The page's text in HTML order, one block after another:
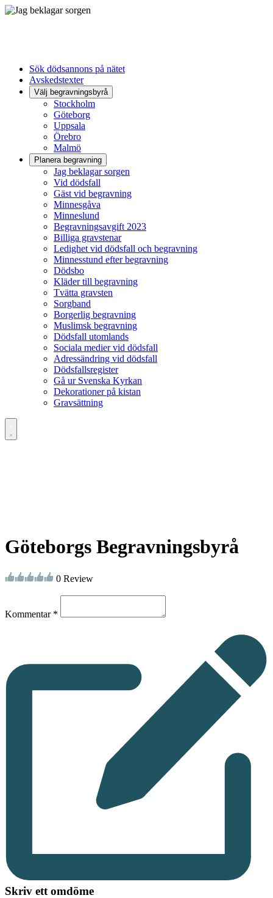
Sök dödsannons på nätet
Avskedstexter
Välj begravningsbyrå
Stockholm
Göteborg
Uppsala
Örebro
Malmö
Planera begravning
Jag beklagar sorgen
Vid dödsfall
Gäst vid begravning
Minnesgåva
Minneslund
Begravningsavgift 2023
Billiga gravstenar
Ledighet vid dödsfall och begravning
Minnesstund efter begravning
Dödsbo
Kläder till begravning
Tvätta gravsten
Sorgband
Borgerlig begravning
Muslimsk begravning
Dödsfall utomlands
Sociala medier vid dödsfall
Adressändring vid dödsfall
Dödsfallsregister
Gå ur Svenska Kyrkan
Dekorationer på kistan
Gravsättning
Göteborgs Begravningsbyrå
0 Review
Kommentar *
Skriv ett omdöme